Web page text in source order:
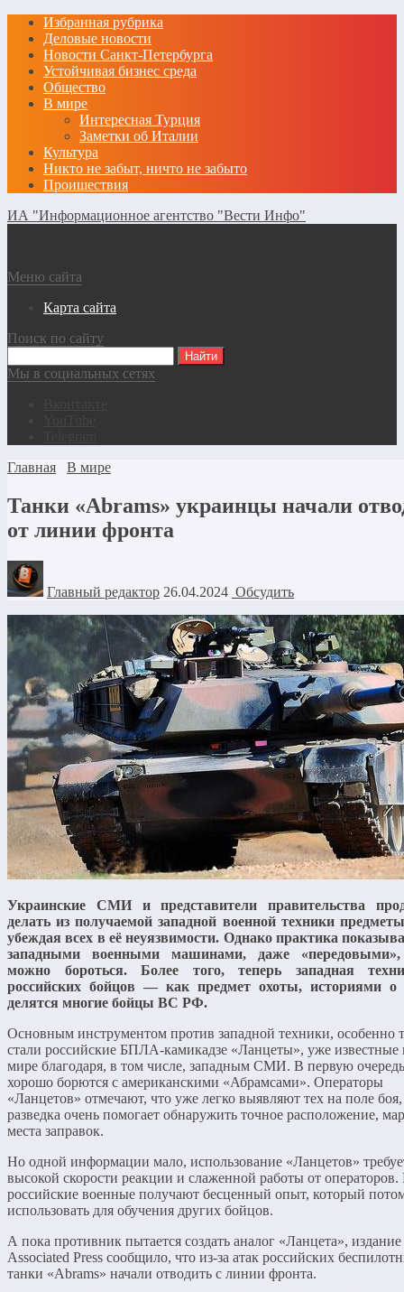
Избранная рубрика
Деловые новости
Новости Санкт-Петербурга
Устойчивая бизнес среда
Общество
В мире
Интересная Турция
Заметки об Италии
Культура
Никто не забыт, ничто не забыто
Проишествия
ИА "Информационное агентство "Вести Инфо"
Меню сайта
Карта сайта
Поиск по сайту
Мы в социальных сетях
Главная
В мире
Танки «Abrams» украинцы начали
от линии фронта
Главный редактор 26.04.2024 Обсудить
Украинские СМИ и представители правительства
делать из получаемой западной военной техники
убеждая всех в её неуязвимости. Однако практика
западными военными машинами, даже «передовыми»,
можно бороться. Более того, теперь западная
российских бойцов — как предмет охоты, историями о
делятся многие бойцы ВС РФ.
Основным инструментом против западной техники, особенно
стали российские БПЛА-камикадзе «Ланцеты», уже известные
мире благодаря, в том числе, западным СМИ. В первую
хорошо борются с американскими «Абрамсами». Операторы
«Ланцетов» отмечают, что уже легко выявляют тех на поле
разведка очень помогает обнаружить точное расположение,
места заправок.
Но одной информации мало, использование «Ланцетов»
высокой скорости реакции и слаженной работы от
российские военные получают бесценный опыт, который
использовать для обучения других бойцов.
А пока противник пытается создать аналог «Ланцета», издание
Associated Press сообщило, что из-за атак российских
танки «Abrams» начали отводить с линии фронта.